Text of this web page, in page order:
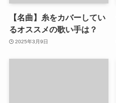
【名曲】糸をカバーしてい
るオススメの歌い手は？
2025年3月9日